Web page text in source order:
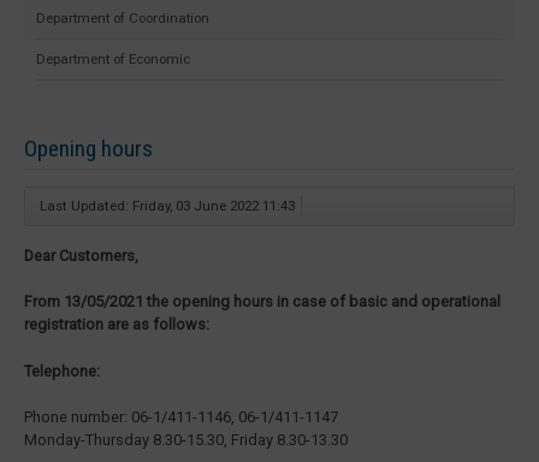
Department of Coordination
Department of Economic
Opening hours
Last Updated: Friday, 03 June 2022 11:43
Dear Customers,
From 13/05/2021 the opening hours in case of basic and operational
registration are as follows:
Telephone:
Phone number: 06-1/411-1146, 06-1/411-1147
Monday-Thursday 8.30-15.30, Friday 8.30-13.30